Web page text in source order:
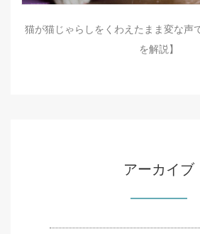
猫が猫じゃらしをくわえたまま変な声
を解説】
アーカイブ